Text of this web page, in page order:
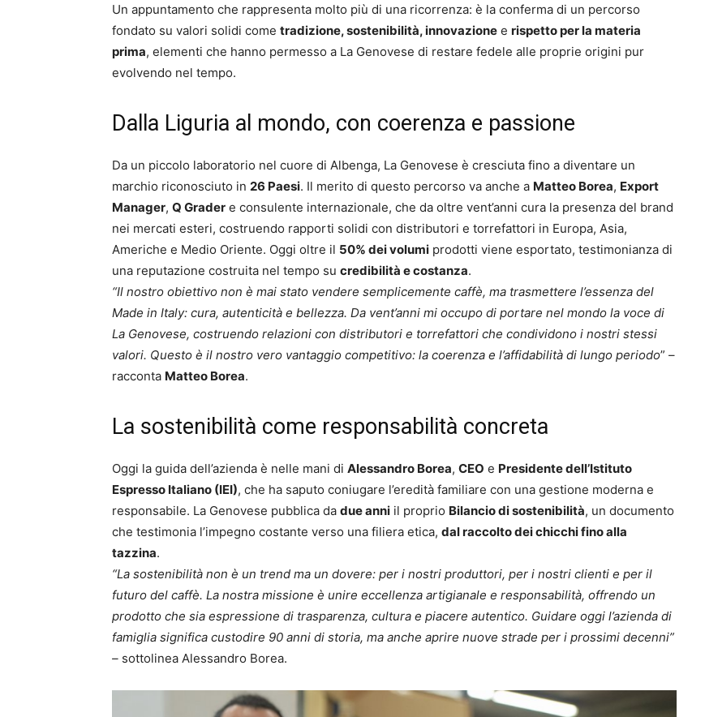
Un appuntamento che rappresenta molto più di una ricorrenza: è la conferma di un percorso
fondato su valori solidi come tradizione, sostenibilità, innovazione e rispetto per la materia
prima, elementi che hanno permesso a La Genovese di restare fedele alle proprie origini pur
evolvendo nel tempo.
Dalla Liguria al mondo, con coerenza e passione
Da un piccolo laboratorio nel cuore di Albenga, La Genovese è cresciuta fino a diventare un
marchio riconosciuto in 26 Paesi. Il merito di questo percorso va anche a Matteo Borea, Export
Manager, Q Grader e consulente internazionale, che da oltre vent’anni cura la presenza del brand
nei mercati esteri, costruendo rapporti solidi con distributori e torrefattori in Europa, Asia,
Americhe e Medio Oriente. Oggi oltre il 50% dei volumi prodotti viene esportato, testimonianza di
una reputazione costruita nel tempo su credibilità e costanza.
“Il nostro obiettivo non è mai stato vendere semplicemente caffè, ma trasmettere l’essenza del
Made in Italy: cura, autenticità e bellezza. Da vent’anni mi occupo di portare nel mondo la voce di
La Genovese, costruendo relazioni con distributori e torrefattori che condividono i nostri stessi
valori. Questo è il nostro vero vantaggio competitivo: la coerenza e l’affidabilità di lungo periodo” –
racconta Matteo Borea.
La sostenibilità come responsabilità concreta
Oggi la guida dell’azienda è nelle mani di Alessandro Borea, CEO e Presidente dell’Istituto
Espresso Italiano (IEI), che ha saputo coniugare l’eredità familiare con una gestione moderna e
responsabile. La Genovese pubblica da due anni il proprio Bilancio di sostenibilità, un documento
che testimonia l’impegno costante verso una filiera etica, dal raccolto dei chicchi fino alla
tazzina.
“La sostenibilità non è un trend ma un dovere: per i nostri produttori, per i nostri clienti e per il
futuro del caffè. La nostra missione è unire eccellenza artigianale e responsabilità, offrendo un
prodotto che sia espressione di trasparenza, cultura e piacere autentico. Guidare oggi l’azienda di
famiglia significa custodire 90 anni di storia, ma anche aprire nuove strade per i prossimi decenni”
– sottolinea Alessandro Borea.